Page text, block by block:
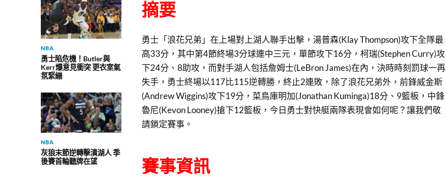
NBA
勇士陷危機！Butler與
Kerr爆意見衝突 更衣室氣
氛緊繃
NBA
灰狼末節逆轉擊潰湖人 季
後賽首輪聽牌在望
摘要
勇士「浪花兄弟」在上場對上湖人聯手出擊，湯普森(Klay Thompson)攻下全隊最
高33分，其中第4節終場3分球連中三元，單節攻下16分，柯瑞(Stephen Curry)攻
下24分、8助攻，而對手湖人包括詹姆士(LeBron James)在內，決時時刻罰球一再
失手，勇士終場以117比115逆轉勝，終止2連敗，除了浪花兄弟外，前鋒威金斯
(Andrew Wiggins)攻下19分，菜鳥庫明加(Jonathan Kuminga)18分、9籃板，中鋒
魯尼(Kevon Looney)搶下12籃板，今日勇士對快艇兩隊表現會如何呢？讓我們敬
請鎖定賽事。
賽事資訊